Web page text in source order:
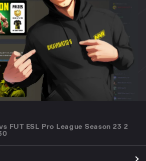
FUT ESL Pro League Season 23 2